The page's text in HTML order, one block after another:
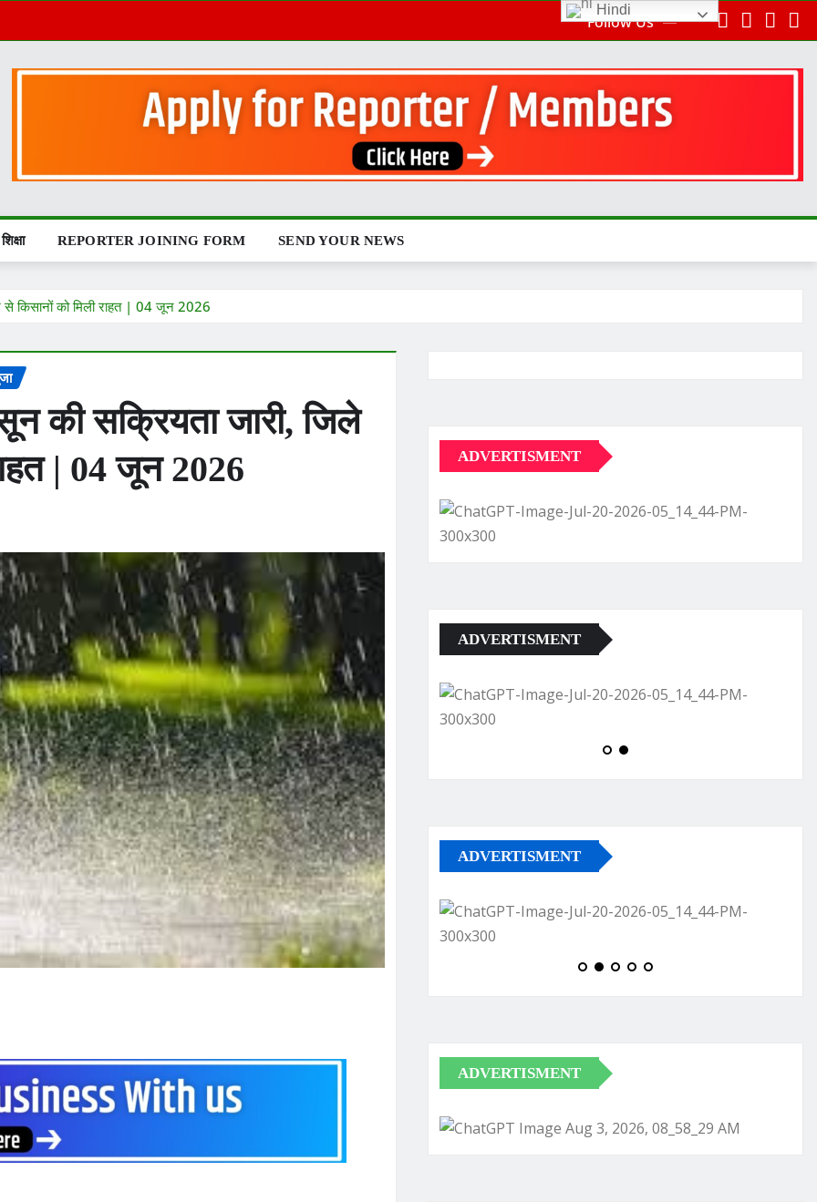
Follow Us
शिक्षा REPORTER JOINING FORM SEND YOUR NEWS
से किसानों को मिली राहत | 04 जून 2026
की सक्रियता जारी, जिले
| 04 जून 2026
ADVERTISMENT
ADVERTISMENT
ADVERTISMENT
ADVERTISMENT
Hindi